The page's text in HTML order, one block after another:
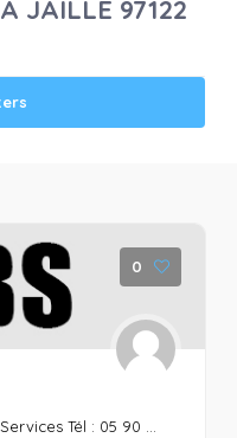
JAILLE 97122
0
Tél : 05 90 ...